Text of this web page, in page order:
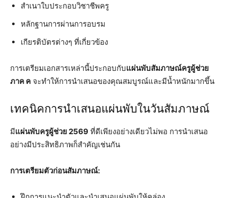
สำเนาใบประกอบวิชาชีพครู
หลักฐานการผ่านการอบรม
เกียรติบัตรต่างๆ ที่เกี่ยวข้อง
การเตรียมเอกสารเหล่านี้ประกอบกับแผ่นพับสัมภาษณ์ครูผู้ช่วย
ภาค ค จะทำให้การนำเสนอของคุณสมบูรณ์และมีน้ำหนักมากขึ้น
เทคนิคการนำเสนอแผ่นพับในวันสัมภาษณ์
มีแผ่นพับครูผู้ช่วย 2569 ที่ดีเพียงอย่างเดียวไม่พอ การนำเสนอ
อย่างมีประสิทธิภาพก็สำคัญเช่นกัน
การเตรียมตัวก่อนสัมภาษณ์: